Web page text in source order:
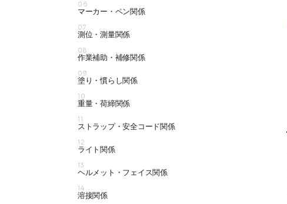
06
マーカー・ペン関係
07
測位・測量関係
08
作業補助・補修関係
09
塗り・慣らし関係
10
重量・荷締関係
11
ストラップ・安全コード関係
12
ライト関係
13
ヘルメット・フェイス関係
14
溶接関係